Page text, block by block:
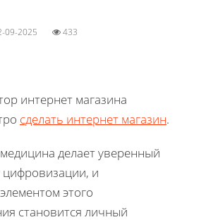
09-2025 433
интернет магазина
сделать интернет магазин.
делает уверенный
цифровизации, и
этого
становится личный